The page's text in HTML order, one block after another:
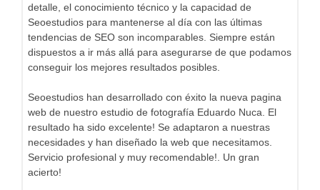
detalle, el conocimiento técnico y la capacidad de
Seoestudios para mantenerse al día con las últimas
tendencias de SEO son incomparables. Siempre están
dispuestos a ir más allá para asegurarse de que podamos
conseguir los mejores resultados posibles.
Seoestudios han desarrollado con éxito la nueva pagina
web de nuestro estudio de fotografía Eduardo Nuca. El
resultado ha sido excelente! Se adaptaron a nuestras
necesidades y han diseñado la web que necesitamos.
Servicio profesional y muy recomendable!. Un gran
acierto!